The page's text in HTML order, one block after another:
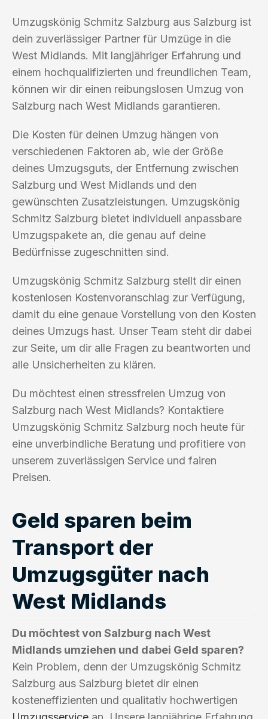
Umzugskönig Schmitz Salzburg aus Salzburg ist
dein zuverlässiger Partner für Umzüge in die
West Midlands. Mit langjähriger Erfahrung und
einem hochqualifizierten und freundlichen Team,
können wir dir einen reibungslosen Umzug von
Salzburg nach West Midlands garantieren.
Die Kosten für deinen Umzug hängen von
verschiedenen Faktoren ab, wie der Größe
deines Umzugsguts, der Entfernung zwischen
Salzburg und West Midlands und den
gewünschten Zusatzleistungen. Umzugskönig
Schmitz Salzburg bietet individuell anpassbare
Umzugspakete an, die genau auf deine
Bedürfnisse zugeschnitten sind.
Umzugskönig Schmitz Salzburg stellt dir einen
kostenlosen Kostenvoranschlag zur Verfügung,
damit du eine genaue Vorstellung von den Kosten
deines Umzugs hast. Unser Team steht dir dabei
zur Seite, um dir alle Fragen zu beantworten und
alle Unsicherheiten zu klären.
Du möchtest einen stressfreien Umzug von
Salzburg nach West Midlands? Kontaktiere
Umzugskönig Schmitz Salzburg noch heute für
eine unverbindliche Beratung und profitiere von
unserem zuverlässigen Service und fairen
Preisen.
Geld sparen beim
Transport der
Umzugsgüter nach
West Midlands
Du möchtest von Salzburg nach West
Midlands umziehen und dabei Geld sparen?
Kein Problem, denn der Umzugskönig Schmitz
Salzburg aus Salzburg bietet dir einen
kosteneffizienten und qualitativ hochwertigen